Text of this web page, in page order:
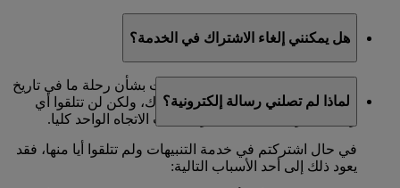
هل يمكنني إلغاء الاشتراك في الخدمة؟
إذا اشتركتم في خدمة تلقي التنبيهات بشأن رحلة ما في تاريخ
محدد، فسيتعذر عليكم إلغاء الاشتراك، ولكن لن تتلقوا أي
رسائل أخرى بعد اكتمال الرحلة ذات الاتجاه الواحد كليا.
لماذا لم تصلني رسالة إلكترونية؟
في حال اشتركتم في خدمة التنبيهات ولم تتلقوا أيا منها، فقد
يعود ذلك إلى أحد الأسباب التالية: